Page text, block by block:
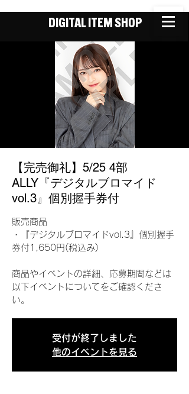
DIGITAL ITEM SHOP
【完売御礼】5/25 4部
ALLY『デジタルブロマイド
vol.3』個別握手券付
販売商品
・『デジタルブロマイドvol.3』個別握手
券付1,650円(税込み)
商品やイベントの詳細、応募期間などは
以下イベントについてをご確認くださ
い。
受付が終了しました
他のイベントを見る